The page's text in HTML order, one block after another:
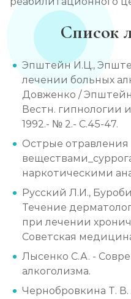
Список
Эпштейн И.Ц.,
лечении больных
Довженко /
Вестн. гипнологии
1992.- № 2.- С.45-47.
Острые
наркотическими
Русский Л.И.,
Течение
при лечении
Советская медицина.
Лысенко С.А. -
алкоголизма.
Чернобровкина Т.